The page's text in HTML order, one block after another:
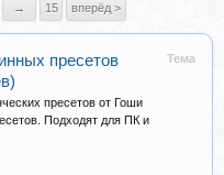
→ 15 вперёд >
Тема
пресетов
пресетов от Гоши
Подходят для ПК и